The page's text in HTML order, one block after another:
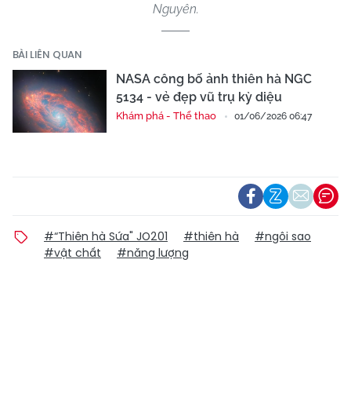
Nguyên.
BÀI LIÊN QUAN
NASA công bố ảnh thiên hà NGC
5134 - vẻ đẹp vũ trụ kỳ diệu
Khám phá - Thể thao 01/06/2026 06:47
#“Thiên hà Sứa" JO201 #thiên hà
#ngôi sao
#vật chất
#năng lượng